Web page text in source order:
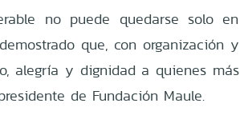
no puede quedarse solo en
que, con organización y
alegría y dignidad a quienes más
de Fundación Maule.